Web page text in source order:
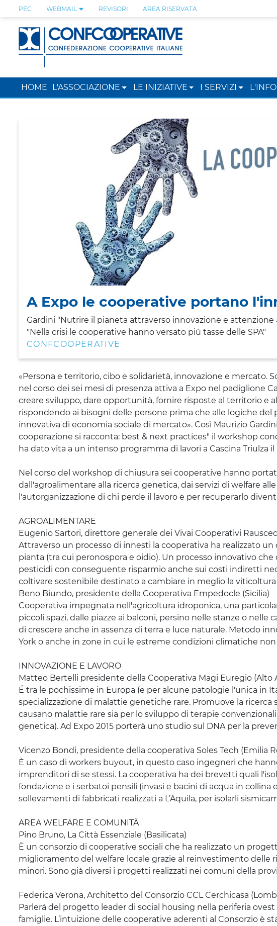
PEC WEBMAIL REVISORI AREA RISERVATA
HOME L'ASSOCIAZIONE LE INIZIATIVE I SERVIZI
A Expo le cooperative portano
Gardini "Nutrire il pianeta attraverso innovazione e attenzione
"Nella crisi le cooperative hanno versato più tasse delle SPA"
CONFCOOPERATIVE
«Persona e territorio, cibo e solidarietà, innovazione e mercato.
nel corso dei sei mesi di presenza attiva a Expo nel padiglione
creare sviluppo, dare opportunità, fornire risposte al territorio e
rispondendo ai bisogni delle persone prima che alle logiche
innovativa di economia sociale di mercato». Così Maurizio Gardini
cooperazione si racconta: best & next practices" il workshop
ha dato vita a un intenso programma di lavori a Cascina Triulza
Nel corso del workshop di chiusura sei cooperative hanno
dall'agroalimentare alla ricerca genetica, dai servizi di welfare
l'autorganizzazione di chi perde il lavoro e per recuperarlo
AGROALIMENTARE
Eugenio Sartori, direttore generale dei Vivai Cooperativi
Attraverso un processo di innesti la cooperativa ha realizzato
pianta (tra cui peronospora e oidio). Un processo innovativo
pesticidi con conseguente risparmio anche sui costi indiretti
coltivare sostenibile destinato a cambiare in meglio la
Beno Biundo, presidente della Cooperativa Empedocle (Sicilia)
Cooperativa impegnata nell'agricoltura idroponica, una
piccoli spazi, dalle piazze ai balconi, persino nelle stanze o
di crescere anche in assenza di terra e luce naturale. Metodo
York o anche in zone in cui le estreme condizioni climatiche
INNOVAZIONE E LAVORO
Matteo Bertelli presidente della Cooperativa Magi Euregio (Alto
É tra le pochissime in Europa (e per alcune patologie l'unica in
specializzazione di malattie genetiche rare. Promuove la
causano malattie rare sia per lo sviluppo di terapie
genetica). Ad Expo 2015 porterà uno studio sul DNA per la
Vicenzo Bondi, presidente della cooperativa Soles Tech (Emilia
È un caso di workers buyout, in questo caso ingegneri che
imprenditori di se stessi. La cooperativa ha dei brevetti quali
fondazione e i serbatoi pensili (invasi e bacini di acqua in collina
sollevamenti di fabbricati realizzati a L’Aquila, per isolarli
AREA WELFARE E COMUNITÀ
Pino Bruno, La Città Essenziale (Basilicata)
È un consorzio di cooperative sociali che ha realizzato un
miglioramento del welfare locale grazie al reinvestimento delle
minori. Sono già diversi i progetti realizzati nei comuni della
Federica Verona, Architetto del Consorzio CCLCerchicasa
Parlerá del progetto leader di social housing nella periferia
famiglie. L’intuizione delle cooperative aderenti al Consorzio è